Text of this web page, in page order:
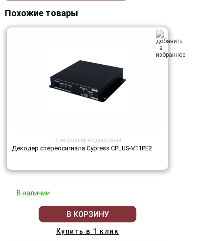
Похожие товары
Контроллер видеостены
Декодер стереосигнала Cypress CPLUS-V11PE2
В наличии
В КОРЗИНУ
Купить в 1 клик